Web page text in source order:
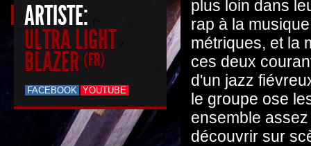
ARTISTE:
ULTRA LIGHT
BLAZER (FR)
FACEBOOK YOUTUBE
plus loin dans
rap à la
métriques, et la
ces deux
d'un jazz
le groupe ose
ensemble
découvrir sur